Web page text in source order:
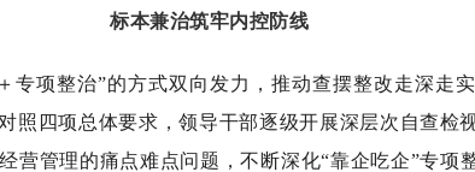
标本兼治筑牢内控防线
专项整治”的方式双向发力，推动查摆整改走深走
照四项总体要求，领导干部逐级开展深层次自查检
营管理的痛点难点问题，不断深化“靠企吃企”专项